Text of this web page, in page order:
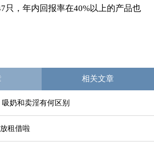
只，年内回报率在40%以上的产品也
相关文章
奶和卖淫有何区别
租借啦